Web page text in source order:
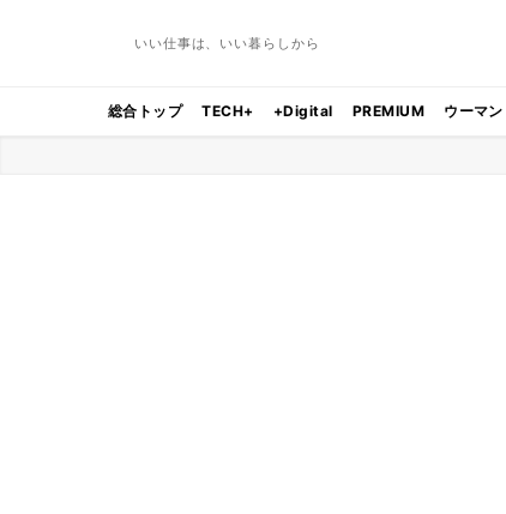
いい仕事は、いい暮らしから
総合トップ TECH+ +Digital PREMIUM ウーマン